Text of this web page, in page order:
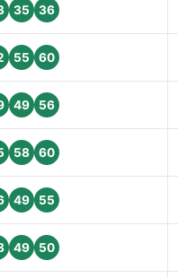
35 36
55 60
49 56
58 60
49 55
49 50